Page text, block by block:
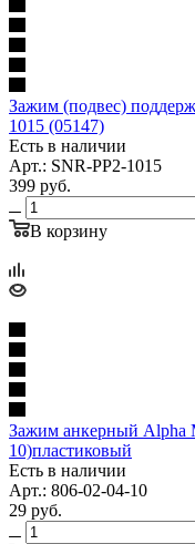
Зажим (подвес)
1015 (05147)
Есть в наличии
Арт.: SNR-PP2-1015
399 руб.
В корзину
Зажим анкерный Alpha
10)пластиковый
Есть в наличии
Арт.: 806-02-04-10
29 руб.